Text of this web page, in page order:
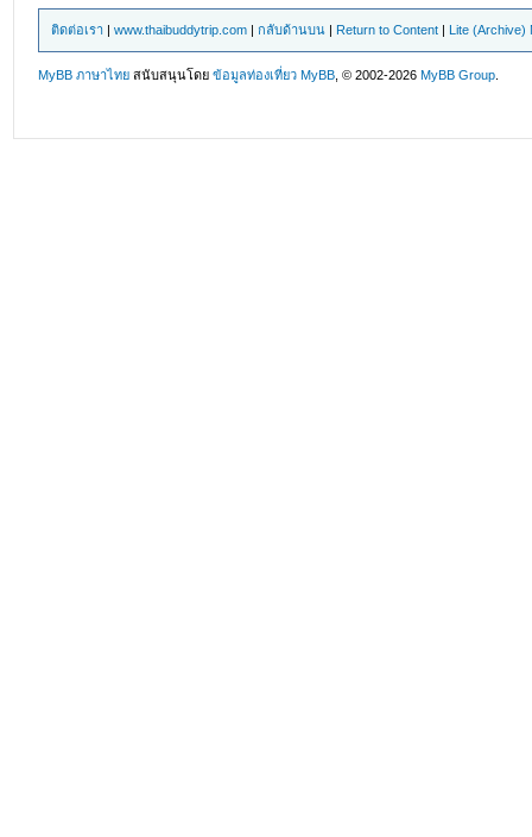
ติดต่อเรา |www.thaibuddytrip.com |กลับด้านบน | Return to Content | Lite (Archive)
MyBB ภาษาไทย สนับสนุนโดยข้อมูลท่องเที่ยว MyBB , © 2002-2026MyBB Group